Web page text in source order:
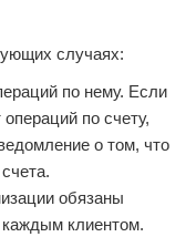
случаях:
по нему. Если
по счету,
о том, что
обязаны
клиентом.